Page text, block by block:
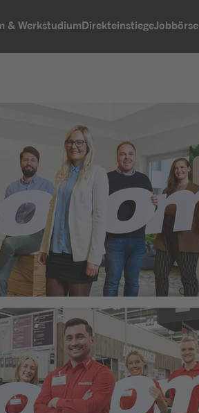
& WerkstudiumDirekteinstiegeJobbörse